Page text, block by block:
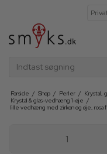
Indtast søgning
Forside / Shop / Perler / Krystal,
Krystal & glas-vedhæng 1-øje /
lille vedhæng med zirkon og øje, rosa